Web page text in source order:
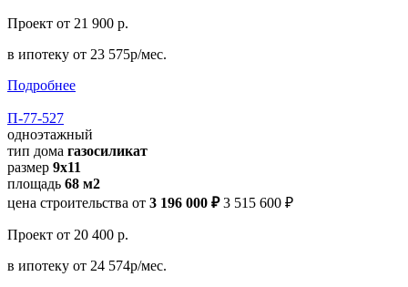
Проект от 21 900 р.
в ипотеку от 23 575р/мес.
Подробнее
П-77-527
одноэтажный
тип дома газосиликат
размер 9х11
площадь 68 м2
цена строительства от 3 196 000 ₽ 3 515 600 ₽
Проект от 20 400 р.
в ипотеку от 24 574р/мес.